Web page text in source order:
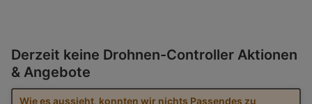
Derzeit keine Drohnen-Controller Aktionen
& Angebote
Wie es aussieht, konnten wir nichts Passendes zu